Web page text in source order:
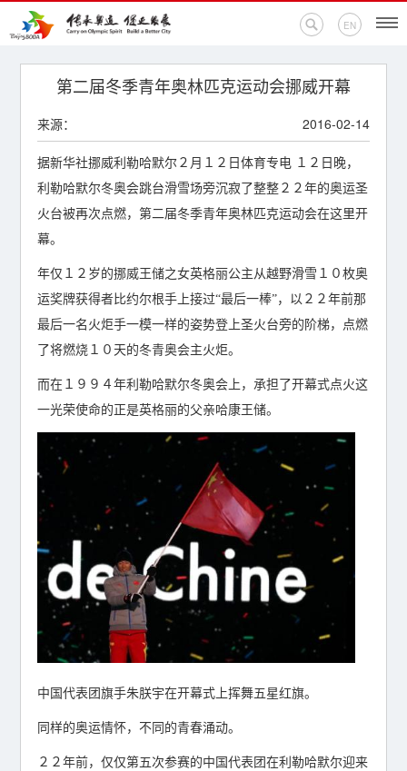
EN
首页
新闻中心
活动专题
奥运百科
奥促机构
奥运之家
联系我们
第二届冬季青年奥林匹克运动会挪威开幕
来源： 2016-02-14
据新华社挪威利勒哈默尔２月１２日体育专电 １２日晚，
利勒哈默尔冬奥会跳台滑雪场旁沉寂了整整２２年的奥运圣
火台被再次点燃，第二届冬季青年奥林匹克运动会在这里开
幕。
年仅１２岁的挪威王储之女英格丽公主从越野滑雪１０枚奥
运奖牌获得者比约尔根手上接过“最后一棒”，以２２年前那
最后一名火炬手一模一样的姿势登上圣火台旁的阶梯，点燃
了将燃烧１０天的冬青奥会主火炬。
而在１９９４年利勒哈默尔冬奥会上，承担了开幕式点火这
一光荣使命的正是英格丽的父亲哈康王储。
中国代表团旗手朱朕宇在开幕式上挥舞五星红旗。
同样的奥运情怀，不同的青春涌动。
２２年前，仅仅第五次参赛的中国代表团在利勒哈默尔迎来